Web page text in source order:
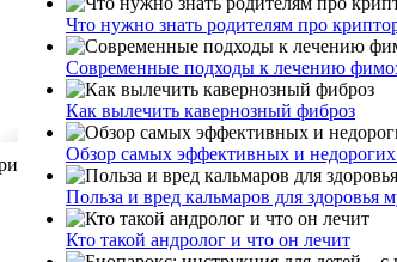
Что нужно знать родителям про
Современные подходы к лечению
Как вылечить кавернозный фиброз
Обзор самых эффективных и недорогих
Польза и вред кальмаров для
Кто такой андролог и что он лечит